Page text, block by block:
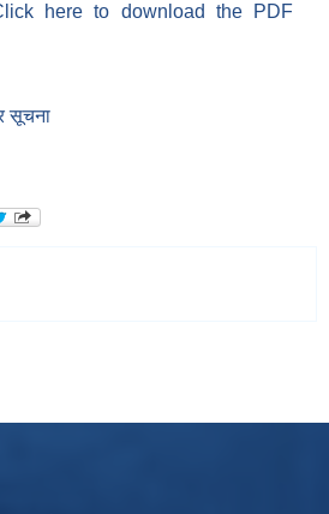
here to download the PDF
सूचना